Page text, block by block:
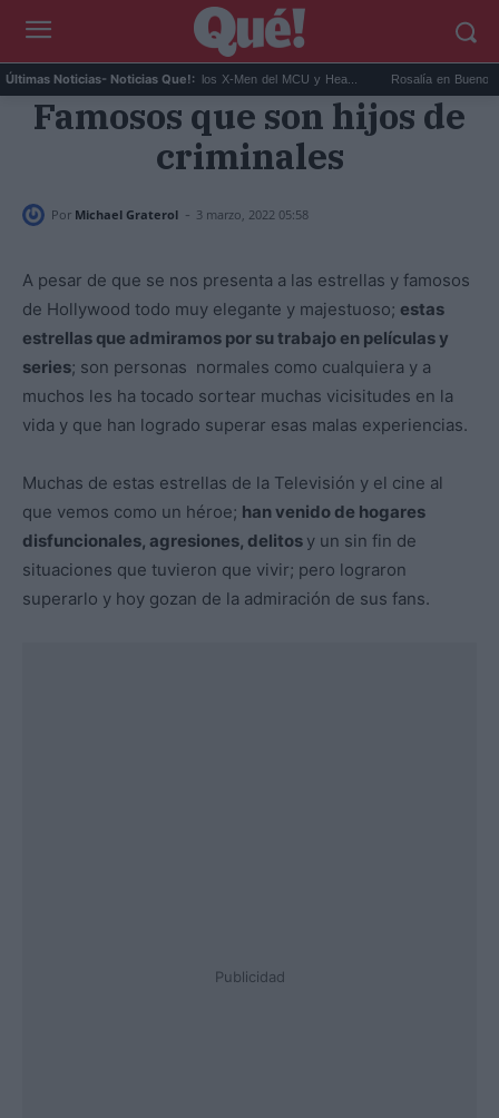
Últimas Noticias- Noticias Que!:
Connor será Cíclope en los X-Men del MCU y Hea... Rosalía en Buenos Aires:
Famosos que son hijos de
criminales
Por Michael Graterol - 3 marzo, 2022 05:58
A pesar de que se nos presenta a las estrellas y famosos
de Hollywood todo muy elegante y majestuoso; estas
estrellas que admiramos por su trabajo en películas y
series; son personas normales como cualquiera y a
muchos les ha tocado sortear muchas vicisitudes en la
vida y que han logrado superar esas malas experiencias.
Muchas de estas estrellas de la Televisión y el cine al
que vemos como un héroe; han venido de hogares
disfuncionales, agresiones, delitos y un sin fin de
situaciones que tuvieron que vivir; pero lograron
superarlo y hoy gozan de la admiración de sus fans.
Publicidad